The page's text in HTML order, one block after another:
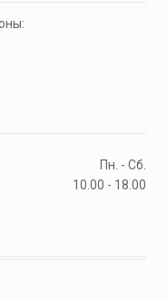
Пн. - Сб.
10.00 - 18.00